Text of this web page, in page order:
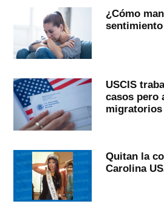
¿Cómo
USCIS
casos pero
migratorios
Quitan la
Carolina